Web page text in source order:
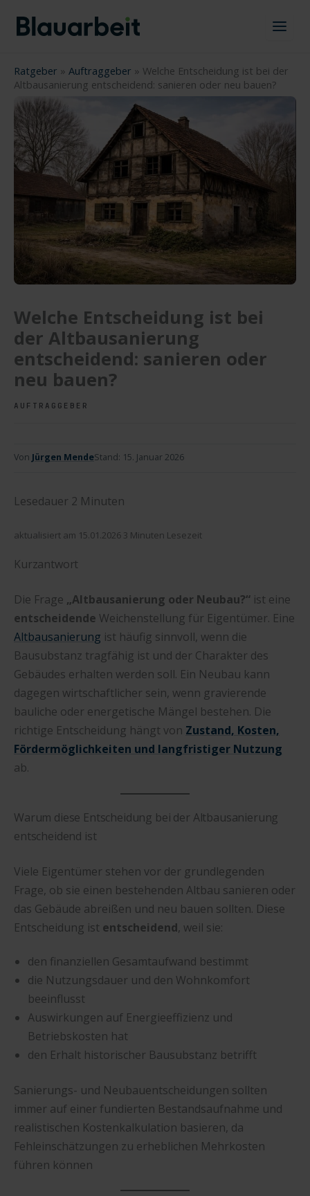
Inhalt
springen
Ratgeber » Auftraggeber » Welche Entscheidung ist bei der
Altbausanierung entscheidend: sanieren oder neu bauen?
Welche Entscheidung ist bei
der Altbausanierung
entscheidend: sanieren oder
neu bauen?
AUFTRAGGEBER
Von Jürgen MendeStand: 15. Januar 2026
Lesedauer 2 Minuten
aktualisiert am 15.01.2026 3 Minuten Lesezeit
Kurzantwort
Die Frage „Altbausanierung oder Neubau?“ ist eine
entscheidende Weichenstellung für Eigentümer. Eine
Altbausanierung ist häufig sinnvoll, wenn die
Bausubstanz tragfähig ist und der Charakter des
Gebäudes erhalten werden soll. Ein Neubau kann
dagegen wirtschaftlicher sein, wenn gravierende
bauliche oder energetische Mängel bestehen. Die
richtige Entscheidung hängt von Zustand, Kosten,
Fördermöglichkeiten und langfristiger Nutzung
ab.
Warum diese Entscheidung bei der Altbausanierung
entscheidend ist
Viele Eigentümer stehen vor der grundlegenden
Frage, ob sie einen bestehenden Altbau sanieren oder
das Gebäude abreißen und neu bauen sollten. Diese
Entscheidung ist entscheidend, weil sie:
den finanziellen Gesamtaufwand bestimmt
die Nutzungsdauer und den Wohnkomfort
beeinflusst
Auswirkungen auf Energieeffizienz und
Betriebskosten hat
den Erhalt historischer Bausubstanz betrifft
Sanierungs- und Neubauentscheidungen sollten
immer auf einer fundierten Bestandsaufnahme und
realistischen Kostenkalkulation basieren, da
Fehleinschätzungen zu erheblichen Mehrkosten
führen können